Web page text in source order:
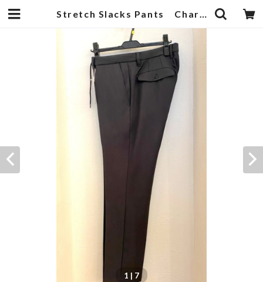
Stretch Slacks Pants Charcoal | 武蔵小杉のセレクトショップ【ナクール】-nakool-
1 | 7